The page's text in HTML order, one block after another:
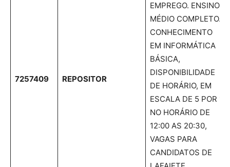
7257409 REPOSITOR
EMPREGO. ENSINO
MÉDIO COMPLETO.
CONHECIMENTO
EM INFORMÁTICA
BÁSICA,
DISPONIBILIDADE
DE HORÁRIO, EM
ESCALA DE 5 POR 1
NO HORÁRIO DE
12:00 AS 20:30,
VAGAS PARA
CANDIDATOS DE